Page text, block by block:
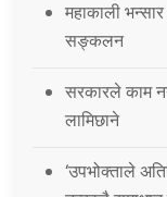
महाकाली
सङ्कलन
सरकारले काम
लामिछाने
‘उपभोक्ताले